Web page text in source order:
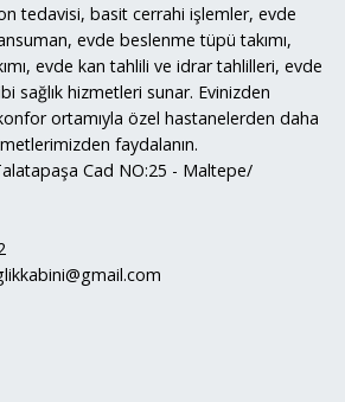
tedavisi, basit cerrahi işlemler, evde
evde beslenme tüpü takımı,
evde kan tahlili ve idrar tahlilleri, evde
sağlık hizmetleri sunar. Evinizden
ortamıyla özel hastanelerden daha
faydalanın.
Cad NO:25 - Maltepe/